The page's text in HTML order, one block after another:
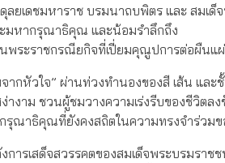
ยเดชมหาราช บรมนาถบพิตร และ สมเ
มหากรุณาธิคุณ และน้อมรำลึกถึง
ระราชกรณียกิจที่เปี่ยมคุณูปการต่อผืนแ
ากหัวใจ” ผ่านท่วงทำนองของสี เส้น และ
างาม ชวนผู้ชมวางความเร่งรีบของชีวิต
รุณาธิคุณที่ยังคงสถิตในความทรงจำร่วมข
การเสด็จสวรรคตของสมเด็จพระบรมร